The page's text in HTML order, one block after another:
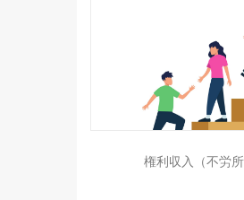
権利収入（不労